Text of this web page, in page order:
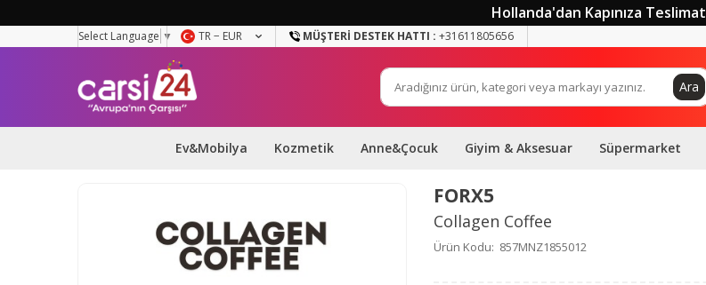
Hollanda'dan Kapınıza Teslimat
Select Language ▼ TR − EUR MÜŞTERI DESTEK HATTI : +31611805656
Ara
Ev&Mobilya Kozmetik Anne&Çocuk Giyim & Aksesuar Süpermarket
FORX5
Collagen Coffee
Ürün Kodu: 857MNZ1855012